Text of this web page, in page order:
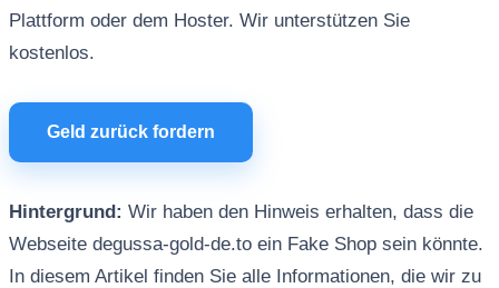
Plattform oder dem Hoster. Wir unterstützen Sie
kostenlos.
Geld zurück fordern
Hintergrund: Wir haben den Hinweis erhalten, dass die
Webseite degussa-gold-de.to ein Fake Shop sein könnte.
In diesem Artikel finden Sie alle Informationen, die wir zu